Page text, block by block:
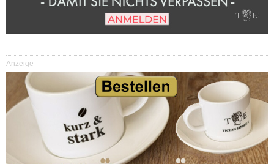
Anzeige